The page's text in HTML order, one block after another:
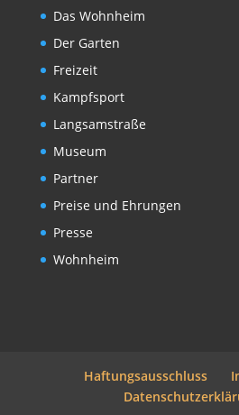
Das Wohnheim
Der Garten
Freizeit
Kampfsport
Langsamstraße
Museum
Partner
Preise und Ehrungen
Presse
Wohnheim
Haftungsausschluss